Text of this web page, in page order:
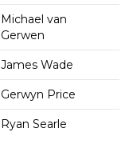
Michael van
Gerwen
James Wade
Gerwyn Price
Ryan Searle